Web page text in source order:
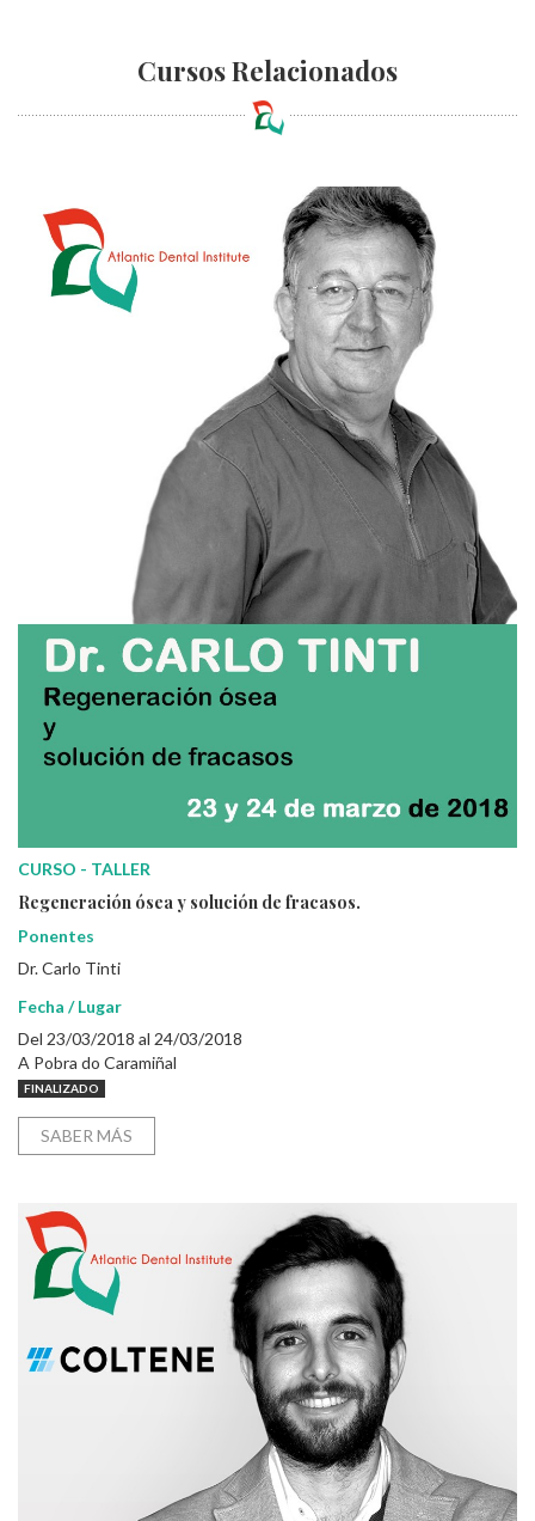
Cursos Relacionados
CURSO - TALLER
Regeneración ósea y solución de fracasos.
Ponentes
Dr. Carlo Tinti
Fecha / Lugar
Del 23/03/2018 al 24/03/2018
A Pobra do Caramiñal
FINALIZADO
SABER MÁS